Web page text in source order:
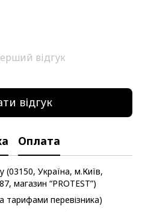
відгук
відгук
Оплата
(03150, Україна, м.Київ,
магазин “PROTEST”)
тарифами перевізника)